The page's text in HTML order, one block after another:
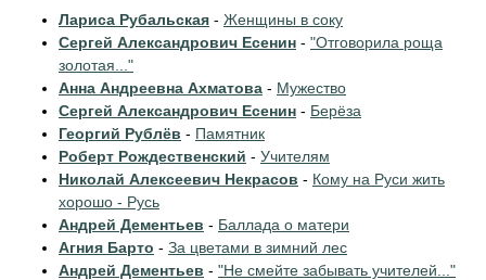
Лариса Рубальская - Женщины в соку
Сергей Александрович Есенин - "Отговорила роща
золотая..."
Анна Андреевна Ахматова - Мужество
Сергей Александрович Есенин - Берёза
Георгий Рублёв - Памятник
Роберт Рождественский - Учителям
Николай Алексеевич Некрасов - Кому на Руси жить
хорошо - Русь
Андрей Дементьев - Баллада о матери
Агния Барто - За цветами в зимний лес
Андрей Дементьев - "Не смейте забывать учителей..."